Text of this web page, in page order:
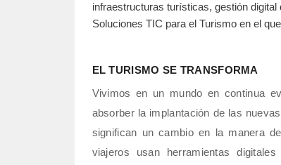
infraestructuras turísticas, gestión
Soluciones TIC para el Turismo en el
EL TURISMO SE TRANSFORMA
Vivimos en un mundo en continua
absorber la implantación de las
significan un cambio en la manera
viajeros usan herramientas